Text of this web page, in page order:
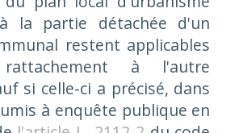
la partie détachée d'un
restent applicables
à l'autre
si celle-ci a précisé, dans
à enquête publique en